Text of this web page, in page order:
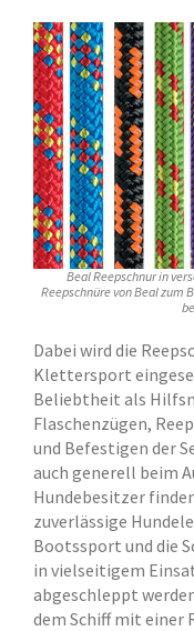
Beal Reepschnur in
Reepschnüre von Beal zum
Dabei wird die
Klettersport
Beliebtheit als
Flaschenzügen,
und Befestigen der
auch generell beim
Hundebesitzer
zuverlässige
Bootssport und die
in vielseitigem
abgeschleppt
dem Schiff mit einer